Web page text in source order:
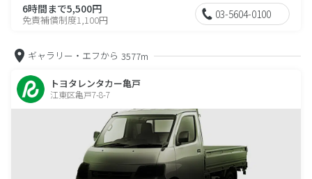
6時間まで5,500円
免責補償制度1,100円 03-5604-0100
ギャラリー・エフから 3577m
トヨタレンタカー亀戸
江東区亀戸7-8-7